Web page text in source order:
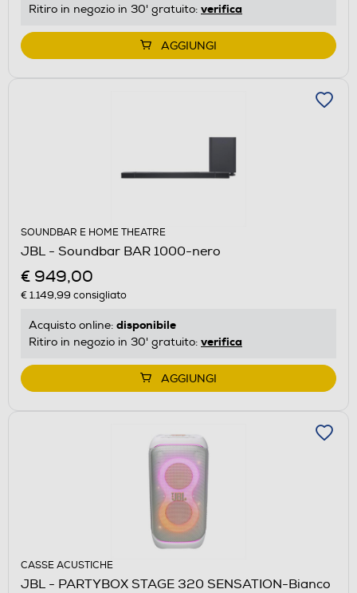
Ritiro in negozio in 30' gratuito: verifica
AGGIUNGI
SOUNDBAR E HOME THEATRE
JBL - Soundbar BAR 1000-nero
€ 949,00
€ 1.149,99 consigliato
Acquisto online: disponibile
Ritiro in negozio in 30' gratuito: verifica
AGGIUNGI
CASSE ACUSTICHE
JBL - PARTYBOX STAGE 320 SENSATION-Bianco